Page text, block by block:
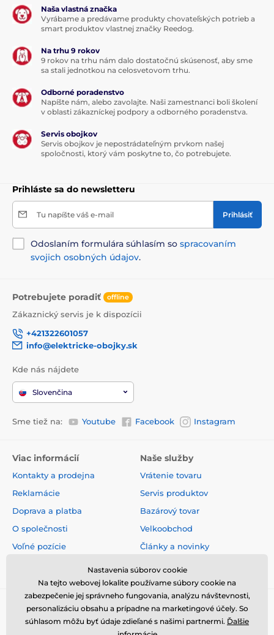
Naša vlastná značka
Vyrábame a predávame produkty chovateľských potrieb a
smart produktov vlastnej značky Reedog.
Na trhu 9 rokov
9 rokov na trhu nám dalo dostatočnú skúsenosť, aby sme
sa stali jednotkou na celosvetovom trhu.
Odborné poradenstvo
Napíšte nám, alebo zavolajte. Naši zamestnanci boli školení
v oblasti zákazníckej podpory a odborného poradenstva.
Servis obojkov
Servis obojkov je nepostrádateľným prvkom našej
spoločnosti, ktorý vám poskytne to, čo potrebujete.
Prihláste sa do newsletteru
Tu napíšte váš e-mail Prihlásiť
Odoslaním formulára súhlasím so spracovaním
svojich osobných údajov.
Potrebujete poradiť offline
Zákaznický servis je k dispozícii
+421322601057
info@elektricke-obojky.sk
Kde nás nájdete
Slovenčina
Sme tiež na: Youtube Facebook Instagram
Viac informácií
Kontakty a prodejna
Reklamácie
Doprava a platba
O společnosti
Voľné pozície
Naše služby
Vrátenie tovaru
Servis produktov
Bazárový tovar
Velkoobchod
Články a novinky
Nastavenia súborov cookie
Na tejto webovej lokalite používame súbory cookie na
zabezpečenie jej správneho fungovania, analýzu návštevnosti,
personalizáciu obsahu a prípadne na marketingové účely. So
súhlasom môžu byť údaje zdieľané s našimi partnermi. Ďalšie